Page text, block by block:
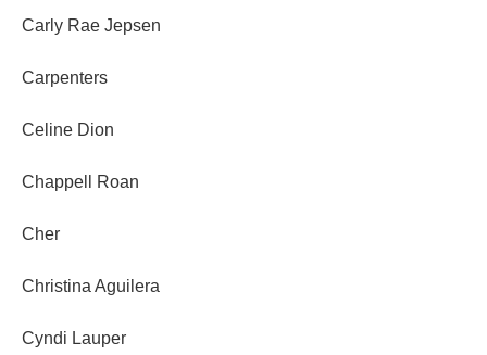
Carly Rae Jepsen
Carpenters
Celine Dion
Chappell Roan
Cher
Christina Aguilera
Cyndi Lauper